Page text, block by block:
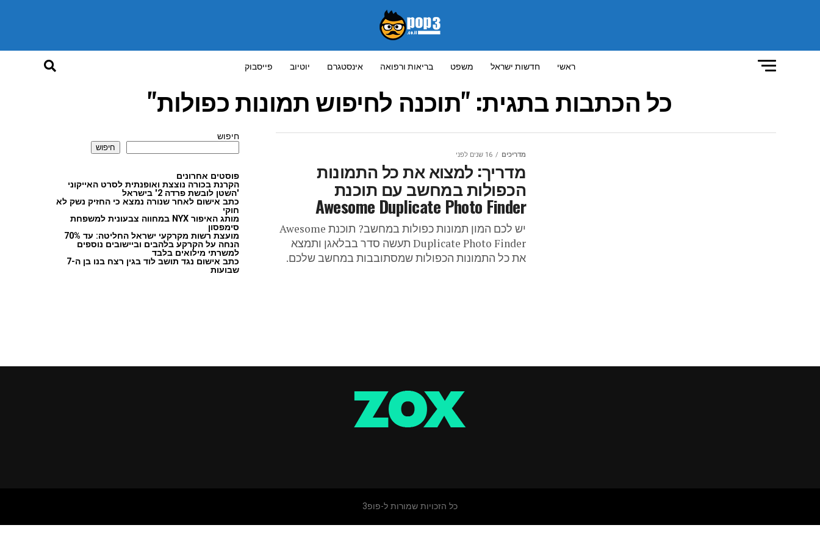
ראשי חדשות ישראל משפט בריאות ורפואה אינסטגרם יוטיוב פייסבוק
כל הכתבות בתגית: "תוכנה לחיפוש תמונות כפולות"
מדריכים 16 שנים לפני
מדריך: למצוא את כל התמונות
הכפולות במחשב עם תוכנת
Awesome Duplicate Photo Finder
יש לכם המון תמונות כפולות במחשב? תוכנת Awesome
Duplicate Photo Finder תעשה סדר בבלאגן ותמצא
את כל התמונות הכפולות שמסתובבות במחשב שלכם.
חיפוש
חיפוש
פוסטים אחרונים
הקרנת בכורה נוצצת ואופנתית לסרט האייקוני
'השטן לובשת פרדה 2' בישראל
כתב אישום לאחר שנורה נמצא כי החזיק נשק לא
חוקי
מותג האיפור NYX במחווה צבעונית למשפחת
סימפסון
מועצת רשות מקרקעי ישראל החליטה: עד 70%
הנחה על הקרקע בלהבים וביישובים נוספים
למשרתי מילואים בלבד
כתב אישום נגד תושב לוד בגין רצח בנו בן ה-7
שבועות
כל הזכויות שמורות ל-פופ3